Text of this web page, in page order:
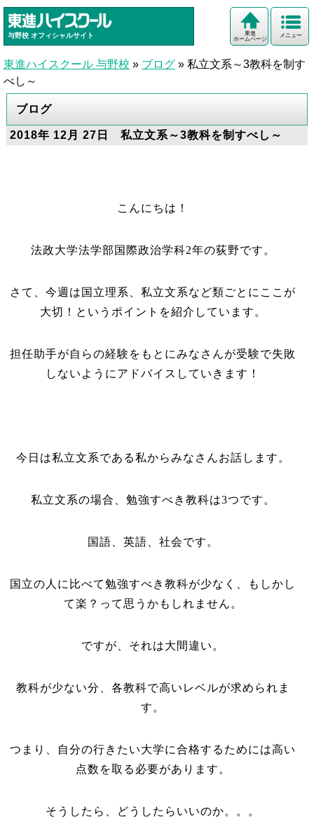
与野校 オフィシャルサイト メニュー
東進
ホームページ
東進ハイスクール 与野校 » ブログ » 私立文系～3教科を制す
べし～
ブログ
2018年 12月 27日 私立文系～3教科を制すべし～
こんにちは！
法政大学法学部国際政治学科2年の荻野です。
さて、今週は国立理系、私立文系など類ごとにここが
大切！というポイントを紹介しています。
担任助手が自らの経験をもとにみなさんが受験で失敗
しないようにアドバイスしていきます！
今日は私立文系である私からみなさんお話します。
私立文系の場合、勉強すべき教科は3つです。
国語、英語、社会です。
国立の人に比べて勉強すべき教科が少なく、もしかし
て楽？って思うかもしれません。
ですが、それは大間違い。
教科が少ない分、各教科で高いレベルが求められま
す。
つまり、自分の行きたい大学に合格するためには高い
点数を取る必要があります。
そうしたら、どうしたらいいのか。。。